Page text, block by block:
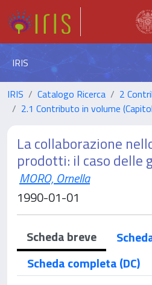
IRIS
IRIS Catalogo Ricerca
2
2.1 Contributo in volume
La collaborazione
prodotti: il caso delle
MORO, Ornella
1990-01-01
Scheda breve
Scheda completa (DC)